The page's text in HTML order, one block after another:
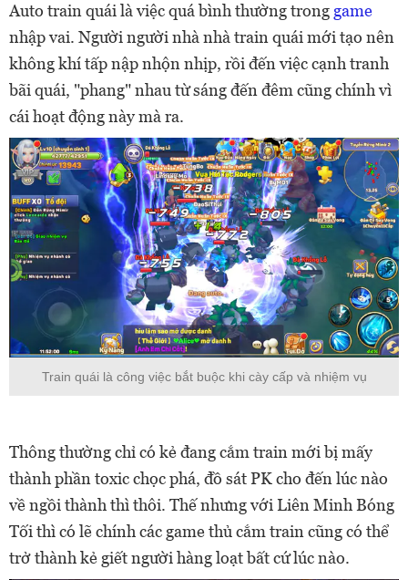
Auto train quái là việc quá bình thường trong game
nhập vai. Người người nhà nhà train quái mới tạo nên
không khí tấp nập nhộn nhịp, rồi đến việc cạnh tranh
bãi quái, "phang" nhau từ sáng đến đêm cũng chính vì
cái hoạt động này mà ra.
Train quái là công việc bắt buộc khi cày cấp và nhiệm vụ
Thông thường chỉ có kẻ đang cắm train mới bị mấy
thành phần toxic chọc phá, đồ sát PK cho đến lúc nào
về ngồi thành thì thôi. Thế nhưng với Liên Minh Bóng
Tối thì có lẽ chính các game thủ cắm train cũng có thể
trở thành kẻ giết người hàng loạt bất cứ lúc nào.